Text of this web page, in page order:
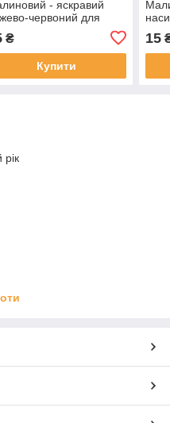
- яскравий
червоний для
₴
Купити
15
рік